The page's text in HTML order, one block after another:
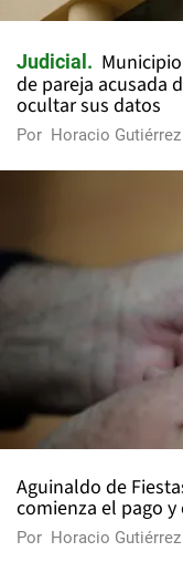
Judicial
de pareja acusada
ocultar sus datos
Por Horacio
Aguinaldo de
comienza el pago
Por Horacio